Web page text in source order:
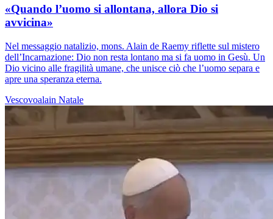
«Quando l’uomo si allontana, allora Dio si
avvicina»
Nel messaggio natalizio, mons. Alain de Raemy riflette sul mistero
dell’Incarnazione: Dio non resta lontano ma si fa uomo in Gesù. Un
Dio vicino alle fragilità umane, che unisce ciò che l’uomo separa e
apre una speranza eterna.
Vescovoalain Natale